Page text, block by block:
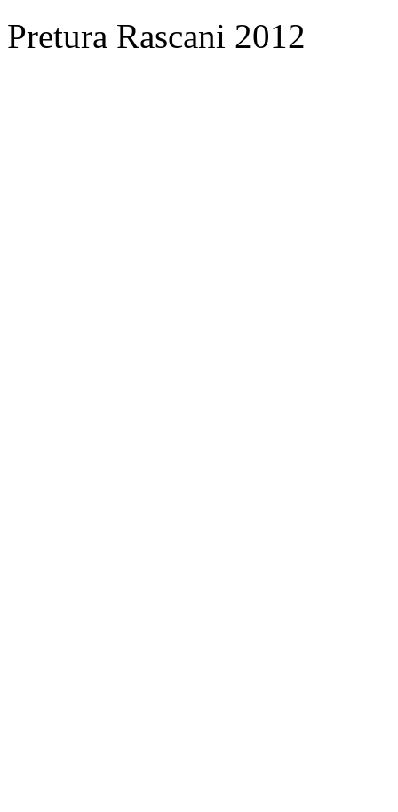
Pretura Rascani 2012